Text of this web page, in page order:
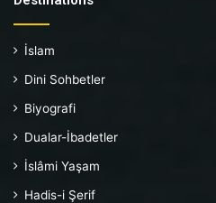
İslam
Dini Sohbetler
Biyografi
Dualar-İbadetler
İslâmi Yaşam
Hadis-i Şerif